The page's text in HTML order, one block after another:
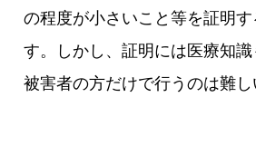
の程度が小さいこと等を証明す
す。しかし、証明には医療知識
被害者の方だけで行うのは難し